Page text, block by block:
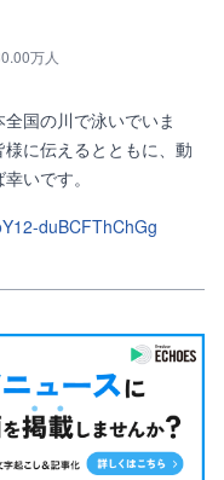
万人
国の川で泳いでいま
に伝えるとともに、動
いです。
duBCFThChGg